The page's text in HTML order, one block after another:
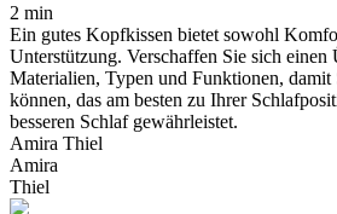
2 min
Ein gutes Kopfkissen bietet sowohl
Unterstützung. Verschaffen Sie sich einen
Materialien, Typen und Funktionen, damit
können, das am besten zu Ihrer
besseren Schlaf gewährleistet.
Amira Thiel
Amira
Thiel